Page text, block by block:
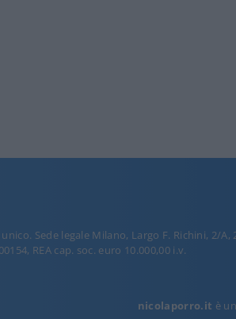
Sede legale Milano, Largo F. Richini, 2/A,
REA cap. soc. euro 10.000,00 i.v.
nicolaporro.it è